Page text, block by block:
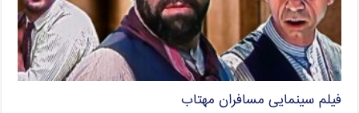
فیلم سینمایی مسافران مهتاب